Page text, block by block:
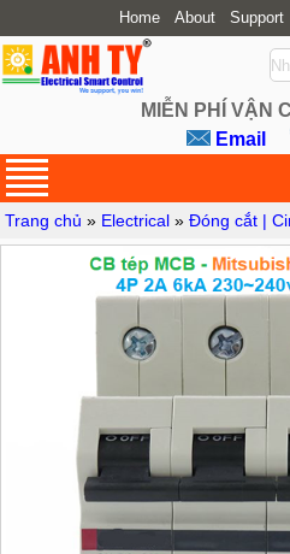
Home About Support
MIỄN PHÍ VẬN
Email
Trang chủ » Electrical »Đóng cắt |